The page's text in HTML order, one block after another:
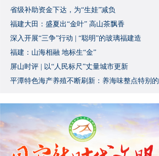
省级补助资金下达，为“生娃”减负
福建大田：盛夏出“金叶” 高山茶飘香
深入开展“三争”行动 | “聪明”的玻璃福建造
福建：山海相融 地标生“金”
屏山时评 | 以“人民标尺”丈量城市更新
平潭特色海产养殖不断刷新：养海味整点特别的